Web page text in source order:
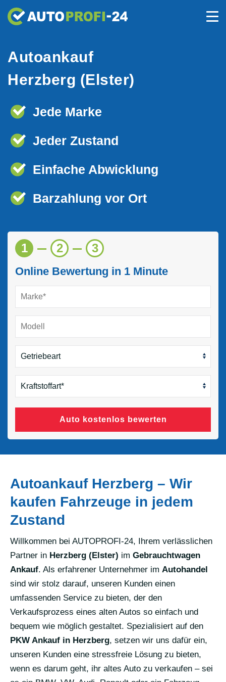
Autoankauf
Herzberg (Elster)
Jede Marke
Jeder Zustand
Einfache Abwicklung
Barzahlung vor Ort
1 2 3
Online Bewertung in 1 Minute
Auto kostenlos bewerten
Autoankauf Herzberg – Wir
kaufen Fahrzeuge in jedem
Zustand
Willkommen bei AUTOPROFI-24, Ihrem verlässlichen
Partner in Herzberg (Elster) im Gebrauchtwagen
Ankauf. Als erfahrener Unternehmer im Autohandel
sind wir stolz darauf, unseren Kunden einen
umfassenden Service zu bieten, der den
Verkaufsprozess eines alten Autos so einfach und
bequem wie möglich gestaltet. Spezialisiert auf den
PKW Ankauf in Herzberg, setzen wir uns dafür ein,
unseren Kunden eine stressfreie Lösung zu bieten,
wenn es darum geht, ihr altes Auto zu verkaufen – sei